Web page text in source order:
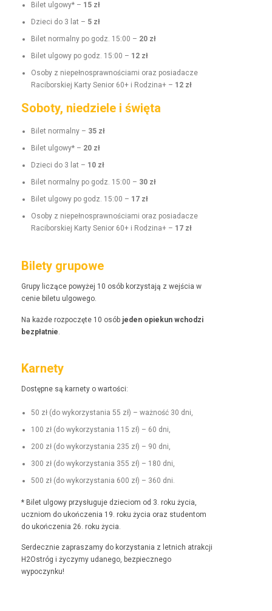
Bilet ulgo­wy* – 15 zł
Dzieci do 3 lat – 5 zł
Bilet nor­mal­ny po godz. 15:00 – 20 zł
Bilet ulgo­wy po godz. 15:00 – 12 zł
Oso­by z niepełnosprawnoś­ci­a­mi oraz posi­adacze
Raci­borskiej Kar­ty Senior 60+ i Rodz­i­na+ – 12 zł
Soboty, niedziele i święta
Bilet nor­mal­ny – 35 zł
Bilet ulgo­wy* – 20 zł
Dzieci do 3 lat – 10 zł
Bilet nor­mal­ny po godz. 15:00 – 30 zł
Bilet ulgo­wy po godz. 15:00 – 17 zł
Oso­by z niepełnosprawnoś­ci­a­mi oraz posi­adacze
Raci­borskiej Kar­ty Senior 60+ i Rodz­i­na+ – 17 zł
Bilety grupowe
Grupy liczące powyżej 10 osób korzys­ta­ją z wejś­cia w
cenie bile­tu ulgowego.
Na każde rozpoczęte 10 osób jeden opiekun wchodzi
bezpłat­nie.
Karnety
Dostęp­ne są kar­ne­ty o wartości:
50 zł (do wyko­rzys­ta­nia 55 zł) – ważność 30 dni,
100 zł (do wyko­rzys­ta­nia 115 zł) – 60 dni,
200 zł (do wyko­rzys­ta­nia 235 zł) – 90 dni,
300 zł (do wyko­rzys­ta­nia 355 zł) – 180 dni,
500 zł (do wyko­rzys­ta­nia 600 zł) – 360 dni.
* Bilet ulgo­wy przysługu­je dzieciom od 3. roku życia,
uczniom do ukończenia 19. roku życia oraz stu­den­tom
do ukończenia 26. roku życia.
Serdecznie zaprasza­my do korzys­ta­nia z let­nich atrakcji
H2Ostróg i życzymy udanego, bez­piecznego
wypoczynku!